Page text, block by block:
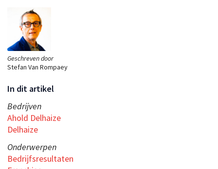
Geschreven door
Stefan Van Rompaey
In dit artikel
Bedrijven
Ahold Delhaize
Delhaize
Onderwerpen
Bedrijfsresultaten